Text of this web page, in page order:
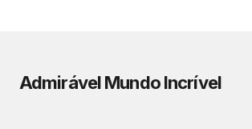
Admirável Mundo Incrível